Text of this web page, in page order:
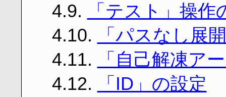
4.9.
「テスト」操作
4.10.
「パスなし展
4.11.
「自己解凍ア
4.12.
「ID」の設定